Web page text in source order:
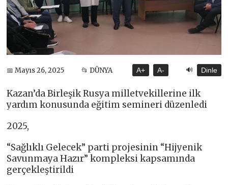
📅 Mayıs 26, 2025 📂 DÜNYA A+ A- 🔊 Dinle
Kazan’da Birleşik Rusya milletvekillerine ilk
yardım konusunda eğitim semineri düzenledi
2025,
“Sağlıklı Gelecek” parti projesinin “Hijyenik
Savunmaya Hazır” kompleksi kapsamında
gerçekleştirildi